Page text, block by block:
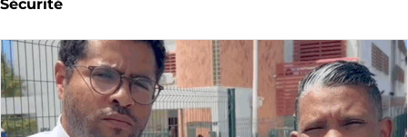
Sécurité